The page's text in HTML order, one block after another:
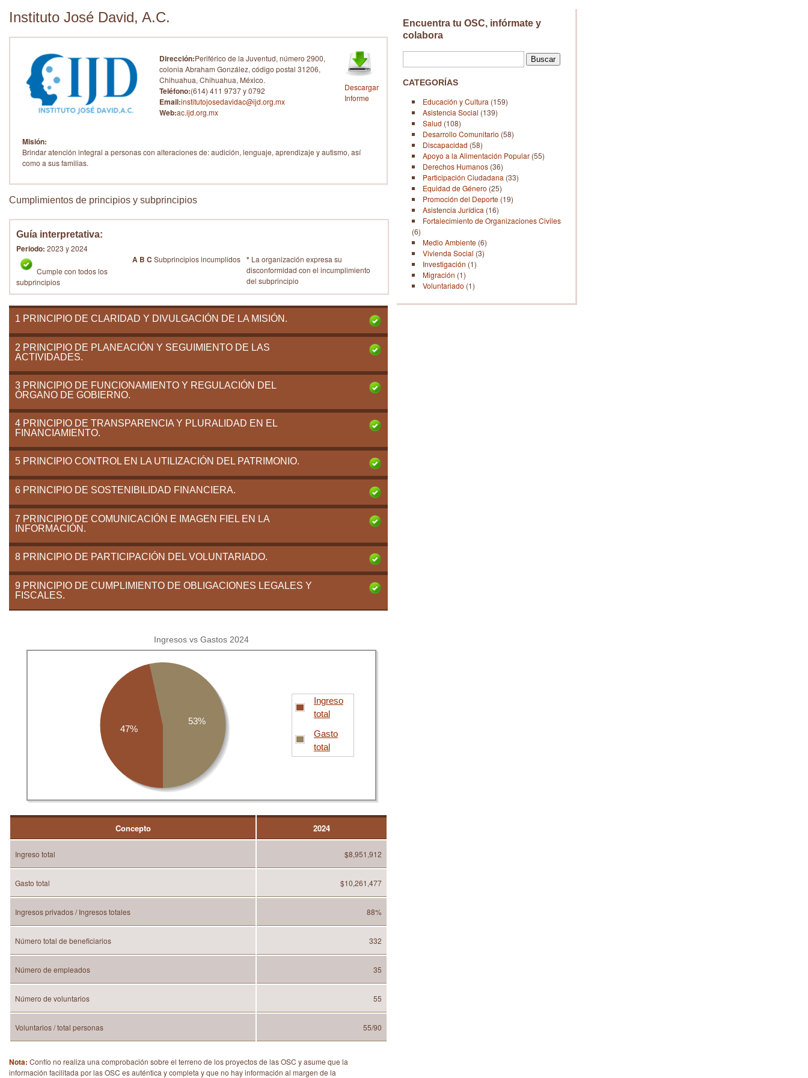
Instituto José David, A.C.
Dirección:Periférico de la Juventud, número 2900,
colonia Abraham González, código postal 31206,
Chihuahua, Chihuahua, México.
Teléfono:(614) 411 9737 y 0792
Email:institutojosedavidac@ijd.org.mx
Web:ac.ijd.org.mx
Descargar
Informe
Misión:
Brindar atención integral a personas con alteraciones de: audición, lenguaje, aprendizaje y autismo, así
como a sus familias.
Cumplimientos de principios y subprincipios
Guía interpretativa:
Periodo: 2023 y 2024
Cumple con todos los
subprincipios
A B C Subprincipios incumplidos * La organización expresa su
disconformidad con el incumplimiento
del subprincipio
1 PRINCIPIO DE CLARIDAD Y DIVULGACIÓN DE LA MISIÓN.
2 PRINCIPIO DE PLANEACIÓN Y SEGUIMIENTO DE LAS
ACTIVIDADES.
3 PRINCIPIO DE FUNCIONAMIENTO Y REGULACIÓN DEL
ÓRGANO DE GOBIERNO.
4 PRINCIPIO DE TRANSPARENCIA Y PLURALIDAD EN EL
FINANCIAMIENTO.
5 PRINCIPIO CONTROL EN LA UTILIZACIÓN DEL PATRIMONIO.
6 PRINCIPIO DE SOSTENIBILIDAD FINANCIERA.
7 PRINCIPIO DE COMUNICACIÓN E IMAGEN FIEL EN LA
INFORMACIÓN.
8 PRINCIPIO DE PARTICIPACIÓN DEL VOLUNTARIADO.
9 PRINCIPIO DE CUMPLIMIENTO DE OBLIGACIONES LEGALES Y
FISCALES.
Ingresos vs Gastos 2024
Ingreso
total
Gasto
total
47%
53%
Concepto 2024
Ingreso total $8,951,912
Gasto total $10,261,477
Ingresos privados / Ingresos totales 88%
Número total de beneficiarios 332
Número de empleados 35
Número de voluntarios 55
Voluntarios / total personas 55/90
Nota: Confío no realiza una comprobación sobre el terreno de los proyectos de las OSC y asume que la
información facilitada por las OSC es auténtica y completa y que no hay información al margen de la
Encuentra tu OSC, infórmate y
colabora
CATEGORÍAS
Educación y Cultura (159)
Asistencia Social (139)
Salud (108)
Desarrollo Comunitario (58)
Discapacidad (58)
Apoyo a la Alimentación Popular (55)
Derechos Humanos (36)
Participación Ciudadana (33)
Equidad de Género (25)
Promoción del Deporte (19)
Asistencia Jurídica (16)
Fortalecimiento de Organizaciones Civiles
(6)
Medio Ambiente (6)
Vivienda Social (3)
Investigación (1)
Migración (1)
Voluntariado (1)